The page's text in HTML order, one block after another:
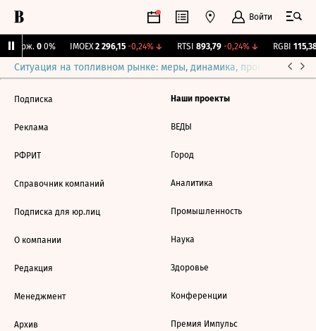
Войти
Бирж. 0 0% IMOEX 2 296,15 -0,24%↓ RTSI 893,79 -0,24%↓ RGBI 115,38
Ситуация на топливном рынке: меры, динамика, прогнозы
Подписка
Реклама
РФРИТ
Справочник компаний
Подписка для юр.лиц
О компании
Редакция
Менеджмент
Архив
Наши проекты
ВЕДЫ
Город
Аналитика
Промышленность
Наука
Здоровье
Конференции
Премия Импульс